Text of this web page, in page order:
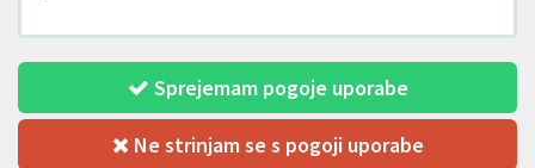
Sprejemam pogoje uporabe
Ne strinjam se s pogoji uporabe